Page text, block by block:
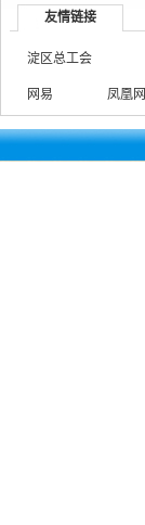
友情链接
淀区总工会
网易 凤凰网